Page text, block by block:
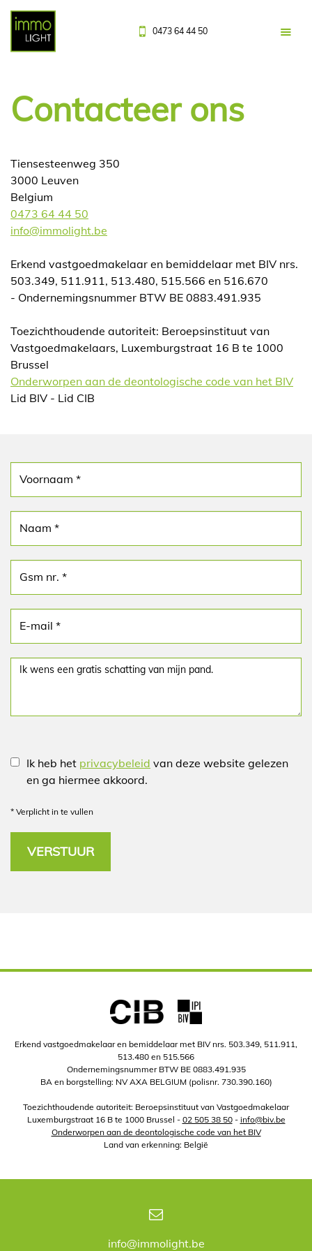
0473 64 44 50
Contacteer ons
Tiensesteenweg 350
3000 Leuven
Belgium
0473 64 44 50
info@immolight.be
Erkend vastgoedmakelaar en bemiddelaar met BIV nrs.
503.349, 511.911, 513.480, 515.566 en 516.670
- Ondernemingsnummer BTW BE 0883.491.935
Toezichthoudende autoriteit: Beroepsinstituut van
Vastgoedmakelaars, Luxemburgstraat 16 B te 1000
Brussel
Onderworpen aan de deontologische code van het BIV
Lid BIV - Lid CIB
Ik heb het privacybeleid van deze website gelezen
en ga hiermee akkoord.
* Verplicht in te vullen
Erkend vastgoedmakelaar en bemiddelaar met BIV nrs. 503.349, 511.911,
513.480 en 515.566
Ondernemingsnummer BTW BE 0883.491.935
BA en borgstelling: NV AXA BELGIUM (polisnr. 730.390.160)
Toezichthoudende autoriteit: Beroepsinstituut van Vastgoedmakelaar
Luxemburgstraat 16 B te 1000 Brussel - 02 505 38 50- info@biv.be
Onderworpen aan de deontologische code van het BIV
Land van erkenning: België
info@immolight.be